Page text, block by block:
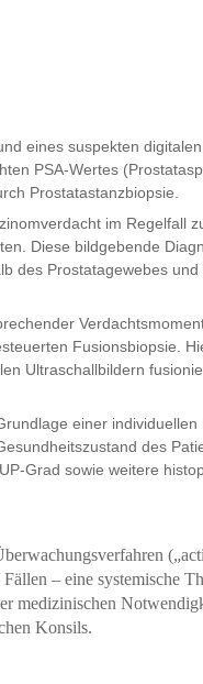
eines suspekten
PSA-Wertes
Prostatastanzbiopsie.
im Regelfall
Diese bildgebende
des Prostatagewebes und
Fusionsbiopsie.
Ultraschallbildern
einer individuellen
des
Grad sowie weitere
– eine systemische
medizinischen
Konsils.